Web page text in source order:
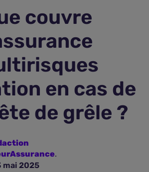
couvre
en cas de
de grêle ?
.
mai 2025